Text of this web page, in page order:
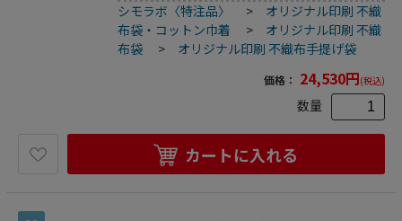
シモラボ〈特注品〉 > オリジナル印刷 不織
布袋・コットン巾着
> オリジナル印刷 不織
布袋
> オリジナル印刷 不織布手提げ袋
価格： 24,530円(税込)
数量
カートに入れる